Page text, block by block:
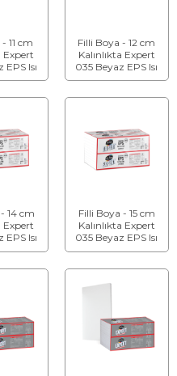
11 cm
Expert
EPS Isı
Filli Boya - 12 cm
Kalınlıkta Expert
035 Beyaz EPS Isı
Yalıtım Levhası
14 cm
Expert
EPS Isı
Filli Boya - 15 cm
Kalınlıkta Expert
035 Beyaz EPS Isı
Yalıtım Levhası